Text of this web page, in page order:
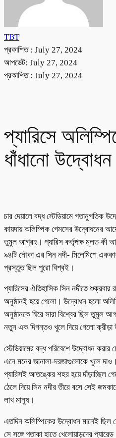
TBT
প্রকাশিত : July 27, 2024
আপডেট: July 27, 2024
প্রকাশিত : July 27, 2024
প্যারিসে
ধাঁধানো উদ্বোধন
চার দেয়ালে বদ্ধ স্টেডিয়ামে গতানুগতিক
কায়দায় অলিম্পিক গেমসের উদ্বোধনের
তুমুল আগ্রহ। প্যারিস কর্তৃপক্ষ মূলত কী
৯৪টি নৌকা এর সিন নদী- মিলেমিশে
প্রস্তুত ছিল পুরো বিশ্বই।
প্যারিসের ঐতিহাসিক সিন নদীতে
অনুষ্ঠানই হয়ে গেলো। উদ্বোধন হলো
অনুষ্ঠানকে ঘিরে সারা বিশ্বের ছিল
নতুন এক দিগন্তও খুলে দিয়ে গেলো ক্রীড়া
স্টেডিয়ামের বদ্ধ পরিবেশে উদ্বোধন করার
এনে মনের জানালা-দরজাগুলোকে খুলে
প্যারিসই আতঙ্কের শহর হয়ে দাঁড়াচ্ছিল
ঠেলে দিয়ে সিন নদীর তীরে বসে সেই
লাখ মানুষ।
এতদিন অলিম্পিকের উদ্বোধন মানেই ছিল
সে সঙ্গে পতাকা হাতে খেলোয়াড়দের